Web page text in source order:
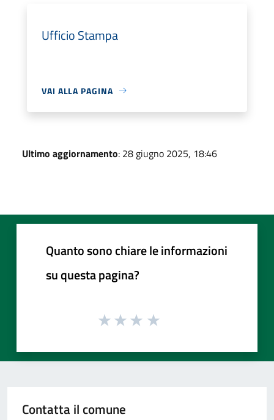
Ufficio Stampa
VAI ALLA PAGINA
Ultimo aggiornamento: 28 giugno 2025, 18:46
Quanto sono chiare le informazioni
su questa pagina?
Contatta il comune